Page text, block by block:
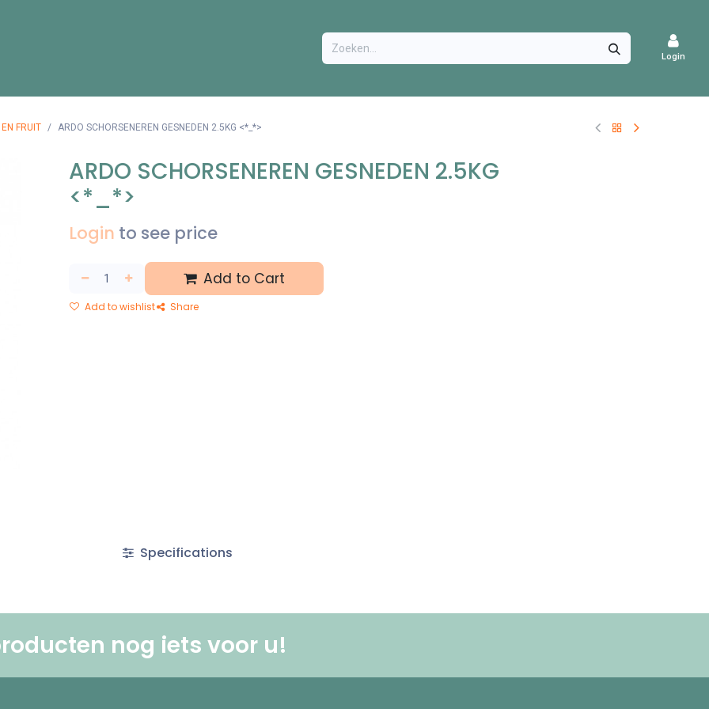
VACATURES
Login
FRUIT ARDO SCHORSENEREN GESNEDEN 2.5KG <*_*>
ARDO SCHORSENEREN GESNEDEN 2.5KG
<*_*>
Login to see price
Add to Cart
Add to wishlist Share
Specifications
nog iets voor u!